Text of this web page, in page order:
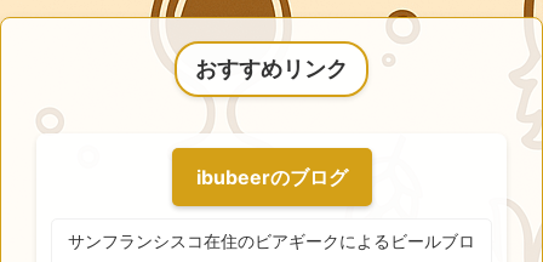
おすすめリンク
ibubeerのブログ
サンフランシスコ在住のビアギークによるビールブロ